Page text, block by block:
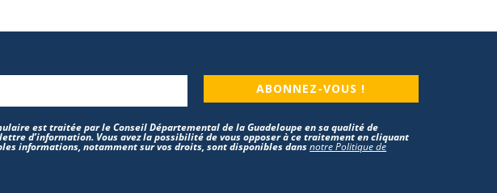
ABONNEZ-VOUS !
est traitée par le Conseil Départemental de la Guadeloupe en sa qualité de
d’information. Vous avez la possibilité de vous opposer à ce traitement en cliquant
informations, notamment sur vos droits, sont disponibles dansnotre Politique de